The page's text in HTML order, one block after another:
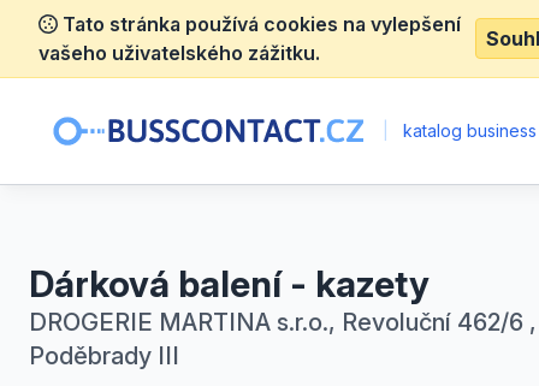
Tato stránka používá cookies na vylepšení
vašeho uživatelského zážitku.
katalog
Dárková balení - kazety
DROGERIE MARTINA s.r.o., Revoluční 462/6 ,
Poděbrady III